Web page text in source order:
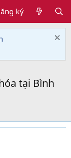
ký
tại Bình